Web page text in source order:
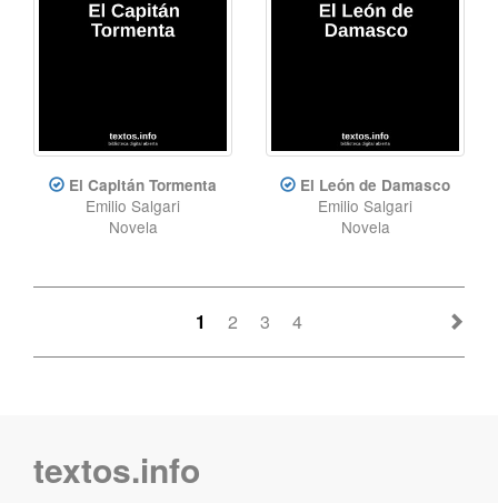
El Capitán Tormenta
Emilio Salgari
Novela
El León de Damasco
Emilio Salgari
Novela
1 2 3 4
textos.info